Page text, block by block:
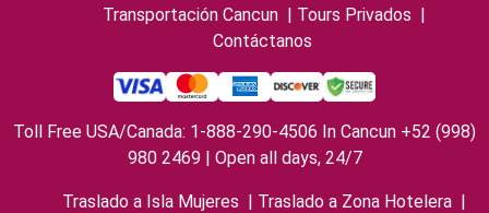
Transportación Cancun | Tours Privados |
Contáctanos
Toll Free USA/Canada: 1-888-290-4506 In Cancun +52 (998)
980 2469 | Open all days, 24/7
Traslado a Isla Mujeres | Traslado a Zona Hotelera |